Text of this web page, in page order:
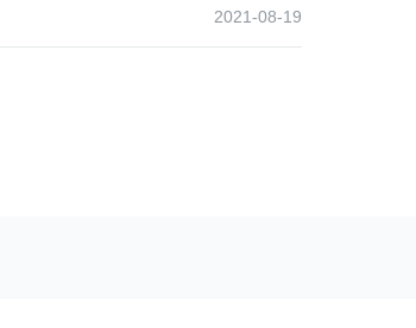
2021-08-19